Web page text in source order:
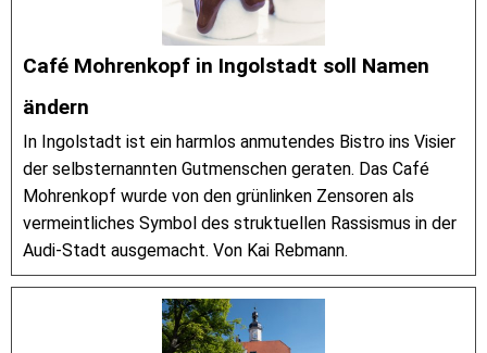
Café Mohrenkopf in Ingolstadt soll Namen
ändern
In Ingolstadt ist ein harmlos anmutendes Bistro ins Visier
der selbsternannten Gutmenschen geraten. Das Café
Mohrenkopf wurde von den grünlinken Zensoren als
vermeintliches Symbol des struktuellen Rassismus in der
Audi-Stadt ausgemacht. Von Kai Rebmann.